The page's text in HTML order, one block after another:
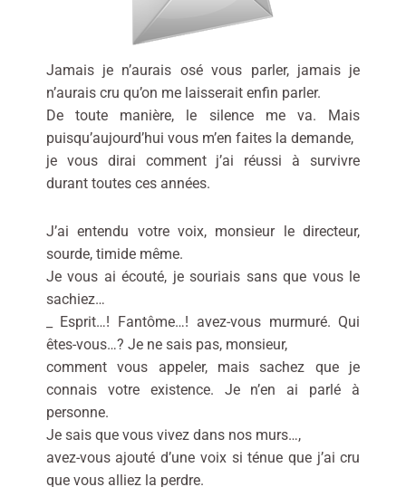
Jamais je n’aurais osé vous parler, jamais je
n’aurais cru qu’on me laisserait enfin parler.
De toute manière, le silence me va. Mais
puisqu’aujourd’hui vous m’en faites la demande,
je vous dirai comment j’ai réussi à survivre
durant toutes ces années.
J’ai entendu votre voix, monsieur le directeur,
sourde, timide même.
Je vous ai écouté, je souriais sans que vous le
sachiez…
_ Esprit…! Fantôme…! avez-vous murmuré. Qui
êtes-vous…? Je ne sais pas, monsieur,
comment vous appeler, mais sachez que je
connais votre existence. Je n’en ai parlé à
personne.
Je sais que vous vivez dans nos murs…,
avez-vous ajouté d’une voix si ténue que j’ai cru
que vous alliez la perdre.